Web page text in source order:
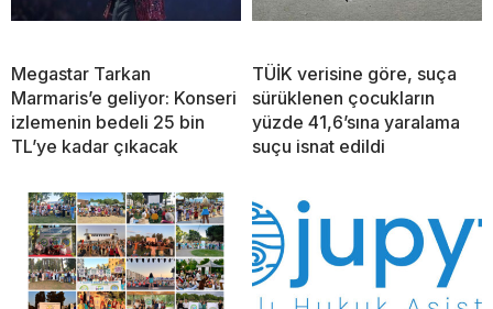
Megastar Tarkan
Marmaris’e geliyor: Konseri
izlemenin bedeli 25 bin
TL’ye kadar çıkacak
TÜİK verisine göre, suça
sürüklenen çocukların
yüzde 41,6’sına yaralama
suçu isnat edildi